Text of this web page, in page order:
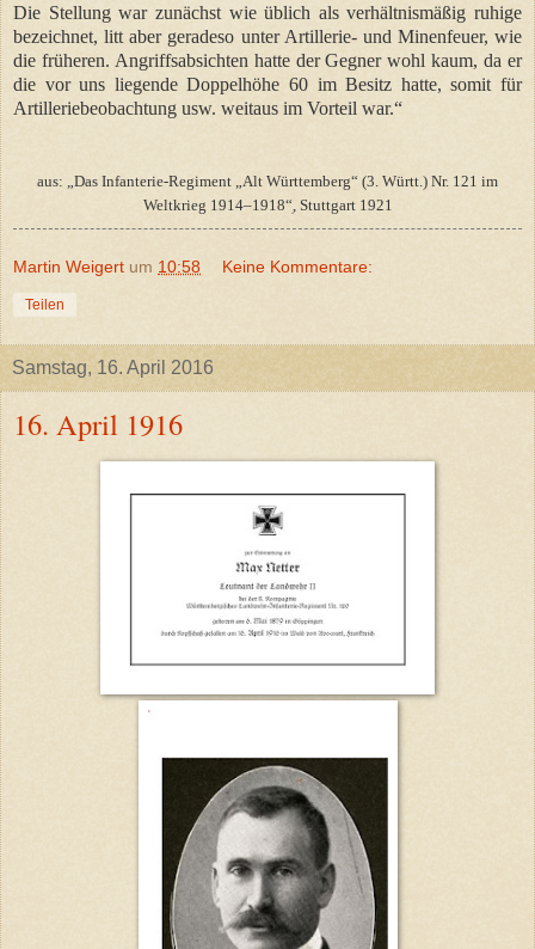
Die Stellung war zunächst wie üblich als verhältnismäßig ruhige
bezeichnet, litt aber geradeso unter Artillerie- und Minenfeuer, wie
die früheren. Angriffsabsichten hatte der Gegner wohl kaum, da er
die vor uns liegende Doppelhöhe 60 im Besitz hatte, somit für
Artilleriebeobachtung usw. weitaus im Vorteil war.“
aus: „Das Infanterie-Regiment „Alt Württemberg“ (3. Württ.) Nr. 121 im
Weltkrieg 1914–1918“ׅ, Stuttgart 1921
Martin Weigert um 10:58 Keine Kommentare:
Teilen
Samstag, 16. April 2016
16. April 1916